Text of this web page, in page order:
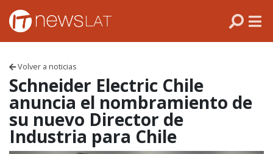
Skip to content
Volver a noticias
Schneider Electric Chile
anuncia el nombramiento de
su nuevo Director de
Industria para Chile
VENEZUELA
ECUADOR
PERÚ